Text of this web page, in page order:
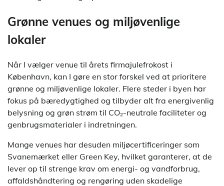
Grønne venues og miljøvenlige
lokaler
Når I vælger venue til årets firmajulefrokost i
København, kan I gøre en stor forskel ved at prioritere
grønne og miljøvenlige lokaler. Flere steder i byen har
fokus på bæredygtighed og tilbyder alt fra energivenlig
belysning og grøn strøm til CO₂-neutrale faciliteter og
genbrugsmaterialer i indretningen.
Mange venues har desuden miljøcertificeringer som
Svanemærket eller Green Key, hvilket garanterer, at de
lever op til strenge krav om energi- og vandforbrug,
affaldshåndtering og rengøring uden skadelige